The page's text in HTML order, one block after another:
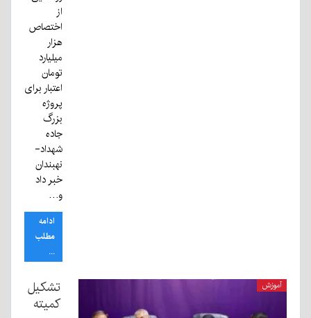
از
اختصاص
هزار
میلیارد
تومان
اعتبار برای
پروژه
بزرگ
جاده
شهداد-
نهبندان
خبر داد
و…
ادامه
مطلب
...
آموزش
تشکیل
کمیته